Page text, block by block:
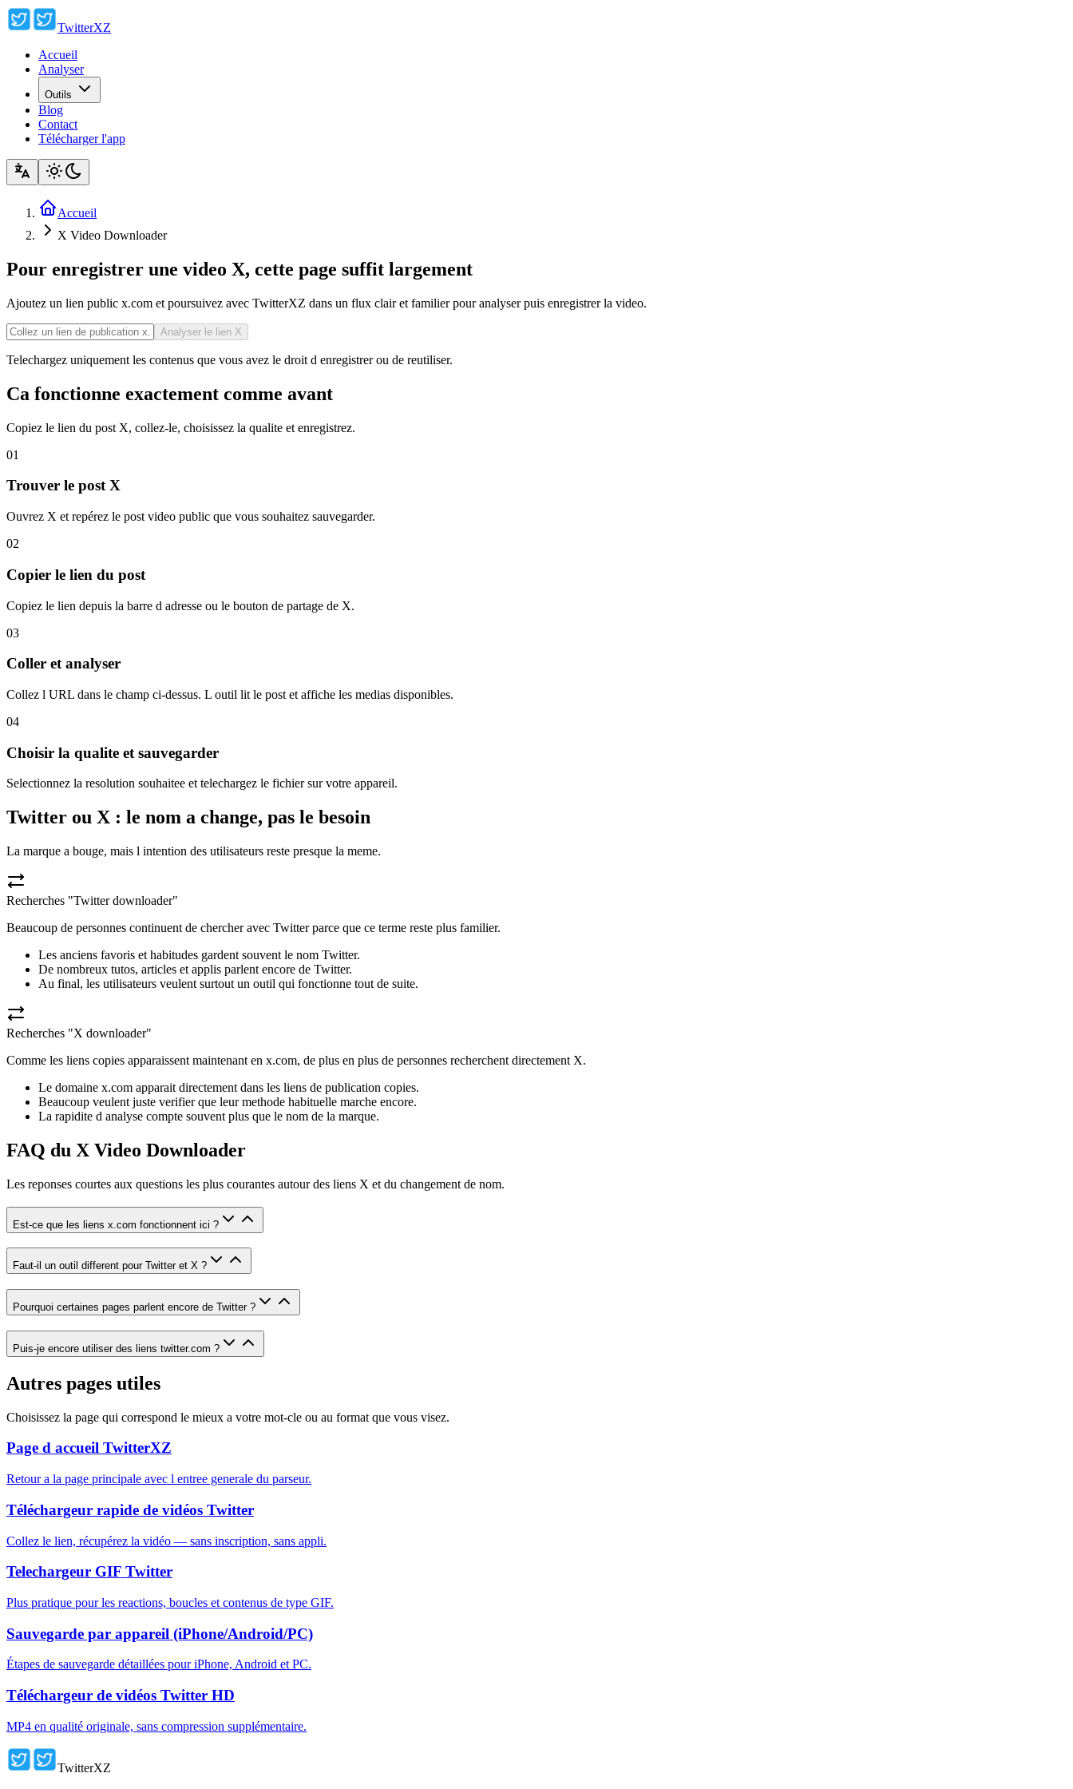
TwitterXZ
Accueil
Analyser
Outils
Blog
Contact
Télécharger l'app
Accueil
X Video Downloader
Pour enregistrer une video X, cette page suffit largement
Ajoutez un lien public x.com et poursuivez avec TwitterXZ dans un flux clair et familier pour analyser puis enregistrer la video.
Analyser le lien X
Telechargez uniquement les contenus que vous avez le droit d enregistrer ou de reutiliser.
Ca fonctionne exactement comme avant
Copiez le lien du post X, collez-le, choisissez la qualite et enregistrez.
01
Trouver le post X
Ouvrez X et repérez le post video public que vous souhaitez sauvegarder.
02
Copier le lien du post
Copiez le lien depuis la barre d adresse ou le bouton de partage de X.
03
Coller et analyser
Collez l URL dans le champ ci-dessus. L outil lit le post et affiche les medias disponibles.
04
Choisir la qualite et sauvegarder
Selectionnez la resolution souhaitee et telechargez le fichier sur votre appareil.
Twitter ou X : le nom a change, pas le besoin
La marque a bouge, mais l intention des utilisateurs reste presque la meme.
Recherches "Twitter downloader"
Beaucoup de personnes continuent de chercher avec Twitter parce que ce terme reste plus familier.
Les anciens favoris et habitudes gardent souvent le nom Twitter.
De nombreux tutos, articles et applis parlent encore de Twitter.
Au final, les utilisateurs veulent surtout un outil qui fonctionne tout de suite.
Recherches "X downloader"
Comme les liens copies apparaissent maintenant en x.com, de plus en plus de personnes recherchent directement X.
Le domaine x.com apparait directement dans les liens de publication copies.
Beaucoup veulent juste verifier que leur methode habituelle marche encore.
La rapidite d analyse compte souvent plus que le nom de la marque.
FAQ du X Video Downloader
Les reponses courtes aux questions les plus courantes autour des liens X et du changement de nom.
Est-ce que les liens x.com fonctionnent ici ?
Faut-il un outil different pour Twitter et X ?
Pourquoi certaines pages parlent encore de Twitter ?
Puis-je encore utiliser des liens twitter.com ?
Autres pages utiles
Choisissez la page qui correspond le mieux a votre mot-cle ou au format que vous visez.
Page d accueil TwitterXZ
Retour a la page principale avec l entree generale du parseur.
Téléchargeur rapide de vidéos Twitter
Collez le lien, récupérez la vidéo — sans inscription, sans appli.
Telechargeur GIF Twitter
Plus pratique pour les reactions, boucles et contenus de type GIF.
Sauvegarde par appareil (iPhone/Android/PC)
Étapes de sauvegarde détaillées pour iPhone, Android et PC.
Téléchargeur de vidéos Twitter HD
MP4 en qualité originale, sans compression supplémentaire.
TwitterXZ